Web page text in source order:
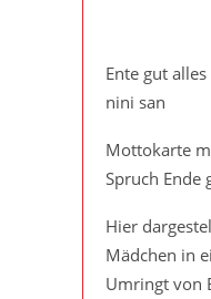
Ente gut
nini san
Mottokarte
Spruch Ende
Hier
Mädchen in
Umringt von